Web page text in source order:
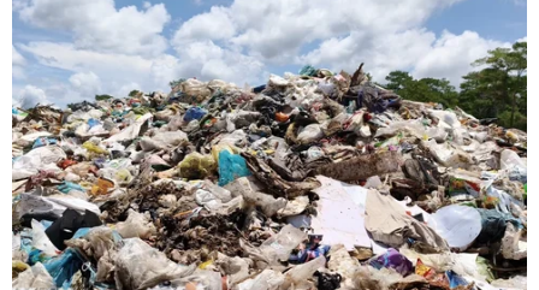
Công an tỉnh Thanh Hóa đã phối hợp với các đơn vị liên quan
tiến hành thu nhận mẫu ADN đối với 100 thân nhân liệt sỹ của
phường Hạc Thành, tỉnh Thanh Hóa. (Ảnh: Nguyễn
Nam/TTXVN)